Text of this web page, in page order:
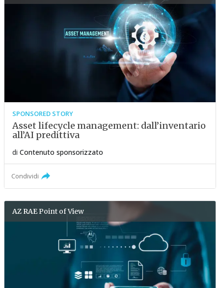
SPONSORED STORY
Asset lifecycle management: dall’inventario
all’AI predittiva
di Contenuto sponsorizzato
Condividi
AZ RAEPoint of View